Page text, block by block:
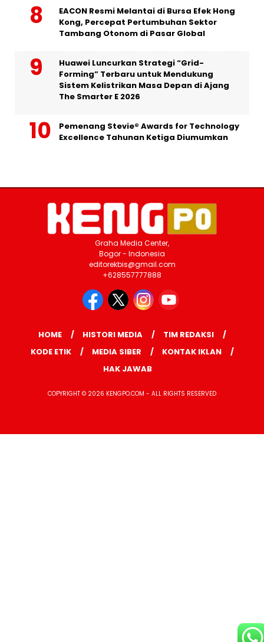
EACON Resmi Melantai di Bursa Efek Hong
Kong, Percepat Pertumbuhan Sektor
Tambang Otonom di Pasar Global
Huawei Luncurkan Strategi “Grid-
Forming” Terbaru untuk Mendukung
Sistem Kelistrikan Masa Depan di Ajang
The Smarter E 2026
Pemenang Stevie® Awards for Technology
Excellence Tahunan Ketiga Diumumkan
Graha Media Center,
Bogor - Indonesia
editorekbis@gmail.com
+628557777888
HOME HISTORI MEDIA
TIM REDAKSI
KODE ETIK
MEDIA SIBER
KONTAK IKLAN
HAK JAWAB
COPYRIGHT © 2026 KENGPO.COM - ALL RIGHTS RESERVED